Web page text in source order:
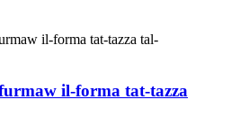
il-forma tat-tazza